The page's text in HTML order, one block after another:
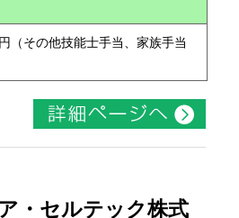
（その他技能士手当、家族手当
・セルテック株式